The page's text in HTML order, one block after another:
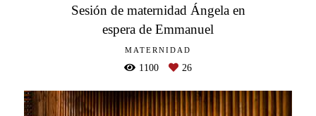
Sesión de maternidad Ángela en
espera de Emmanuel
MATERNIDAD
1100 26